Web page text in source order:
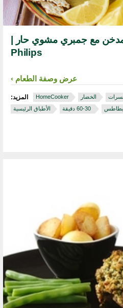
مع جمبري مشوي حار |
Philips
عرض وصفة الطعام
المزيد: HomeCooker الخضار
الأطباق الرئيسية
‏ 30‏-60 دقيقة